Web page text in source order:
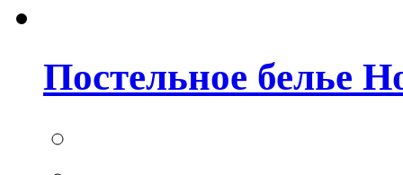
Постельное белье